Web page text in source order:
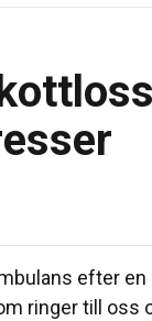
efter
ringer till oss